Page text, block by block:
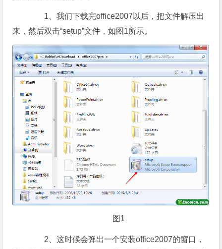
1、我们下载完office2007以后，把文件解压出
来，然后双击“setup”文件，如图1所示。
图1
2、这时候会弹出一个安装office2007的窗口，